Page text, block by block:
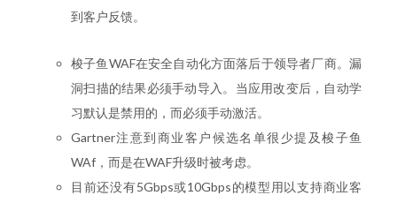
到客户反馈。
梭子鱼WAF在安全自动化方面落后于领导者厂商。漏
洞扫描的结果必须手动导入。当应用改变后，自动学
习默认是禁用的，而必须手动激活。
Gartner注意到商业客户候选名单很少提及梭子鱼
WAf，而是在WAF升级时被考虑。
目前还没有5Gbps或10Gbps的模型用以支持商业客